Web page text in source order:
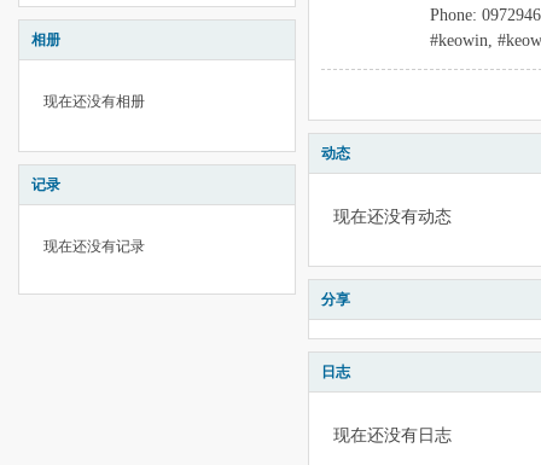
相册
现在还没有相册
记录
现在还没有记录
Phone:
#keowin,
动态
现在还没有动态
分享
日志
现在还没有日志